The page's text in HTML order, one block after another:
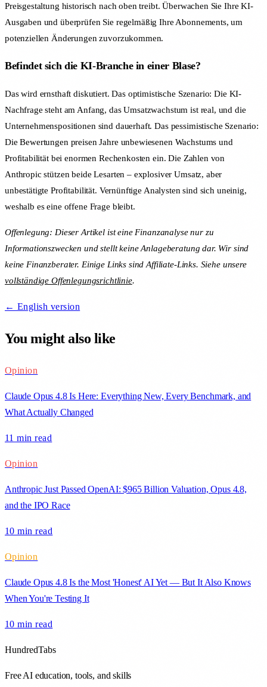
Preisgestaltung historisch nach oben treibt. Überwachen Sie Ihre KI-
Ausgaben und überprüfen Sie regelmäßig Ihre Abonnements, um
potenziellen Änderungen zuvorzukommen.
Befindet sich die KI-Branche in einer Blase?
Das wird ernsthaft diskutiert. Das optimistische Szenario: Die KI-
Nachfrage steht am Anfang, das Umsatzwachstum ist real, und die
Unternehmenspositionen sind dauerhaft. Das pessimistische Szenario:
Die Bewertungen preisen Jahre unbewiesenen Wachstums und
Profitabilität bei enormen Rechenkosten ein. Die Zahlen von
Anthropic stützen beide Lesarten – explosiver Umsatz, aber
unbestätigte Profitabilität. Vernünftige Analysten sind sich uneinig,
weshalb es eine offene Frage bleibt.
Offenlegung: Dieser Artikel ist eine Finanzanalyse nur zu
Informationszwecken und stellt keine Anlageberatung dar. Wir sind
keine Finanzberater. Einige Links sind Affiliate-Links. Siehe unsere
vollständige Offenlegungsrichtlinie.
← English version
You might also like
Opinion
Claude Opus 4.8 Is Here: Everything New, Every Benchmark, and
What Actually Changed
11 min read
Opinion
Anthropic Just Passed OpenAI: $965 Billion Valuation, Opus 4.8,
and the IPO Race
10 min read
Opinion
Claude Opus 4.8 Is the Most 'Honest' AI Yet — But It Also Knows
When You're Testing It
10 min read
HundredTabs
Free AI education, tools, and skills